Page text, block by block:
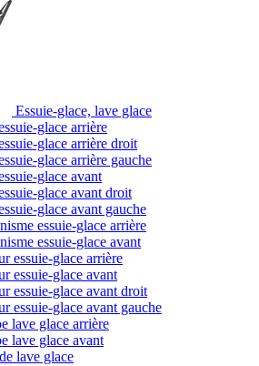
Essuie-glace, lave glace
glace arrière
glace arrière droit
glace arrière gauche
glace avant
glace avant droit
glace avant gauche
essuie-glace arrière
essuie-glace avant
essuie-glace arrière
essuie-glace avant
essuie-glace avant droit
essuie-glace avant gauche
lave glace arrière
lave glace avant
lave glace